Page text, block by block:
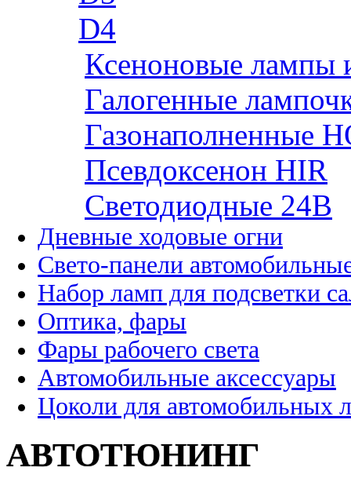
D4
Ксеноновые лампы
Галогенные
Газонаполненные
Псевдоксенон HIR
Cветодиодные 24B
Дневные ходовые огни
Свето-панели
Набор ламп для подсветки
Оптика, фары
Фары рабочего света
Автомобильные аксессуары
Цоколи для автомобильных
АВТОТЮНИНГ